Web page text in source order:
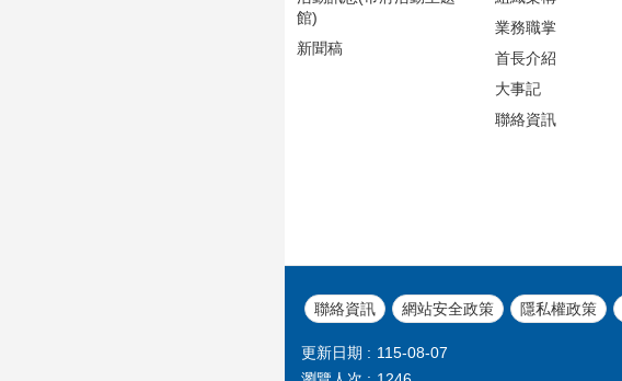
館)
新聞稿
業務職掌
首長介紹
大事記
聯絡資訊
聯絡資訊 網站安全政策 隱私權政策
更新日期
115-08-07